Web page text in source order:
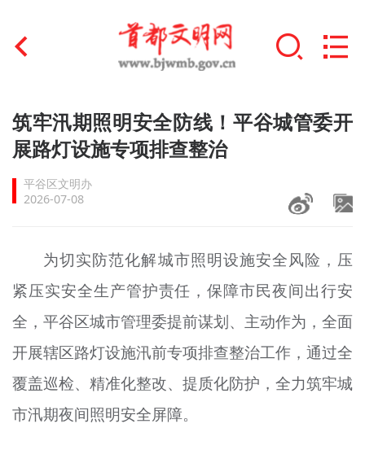
首页
文明创建
文明实践
未成年人思想道德建设
榜样人物
+
身边好人
文明评论
北京宣传文化引导基金
筑牢汛期照明安全防线！平谷城管委开
展路灯设施专项排查整治
平谷区文明办
2026-07-08
为切实防范化解城市照明设施安全风险，压
紧压实安全生产管护责任，保障市民夜间出行安
全，平谷区城市管理委提前谋划、主动作为，全面
开展辖区路灯设施汛前专项排查整治工作，通过全
覆盖巡检、精准化整改、提质化防护，全力筑牢城
市汛期夜间照明安全屏障。